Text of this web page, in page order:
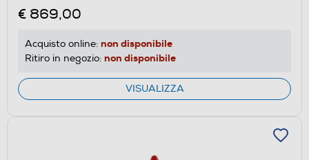
€ 869,00
Acquisto online: non disponibile
Ritiro in negozio: non disponibile
VISUALIZZA